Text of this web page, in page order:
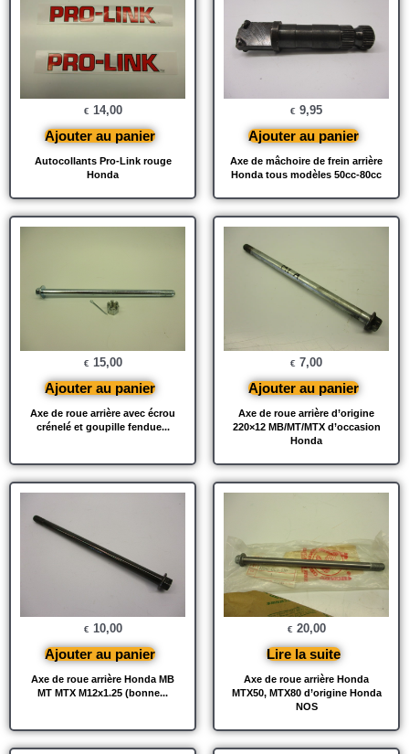
Autocollants Pro-Link rouge
Honda
€ 14,00
Ajouter au panier
Axe de mâchoire de frein arrière
Honda tous modèles 50cc-80cc
€ 9,95
Ajouter au panier
Axe de roue arrière avec écrou
crénelé et goupille fendue...
€ 15,00
Ajouter au panier
Axe de roue arrière d’origine
220×12 MB/MT/MTX d’occasion
Honda
€ 7,00
Ajouter au panier
Axe de roue arrière Honda MB
MT MTX M12x1.25 (bonne...
€ 10,00
Ajouter au panier
Axe de roue arrière Honda
MTX50, MTX80 d’origine Honda
NOS
€ 20,00
Lire la suite